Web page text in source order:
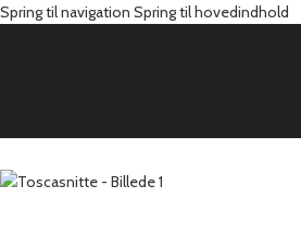
Spring til navigation Spring til hovedindhold